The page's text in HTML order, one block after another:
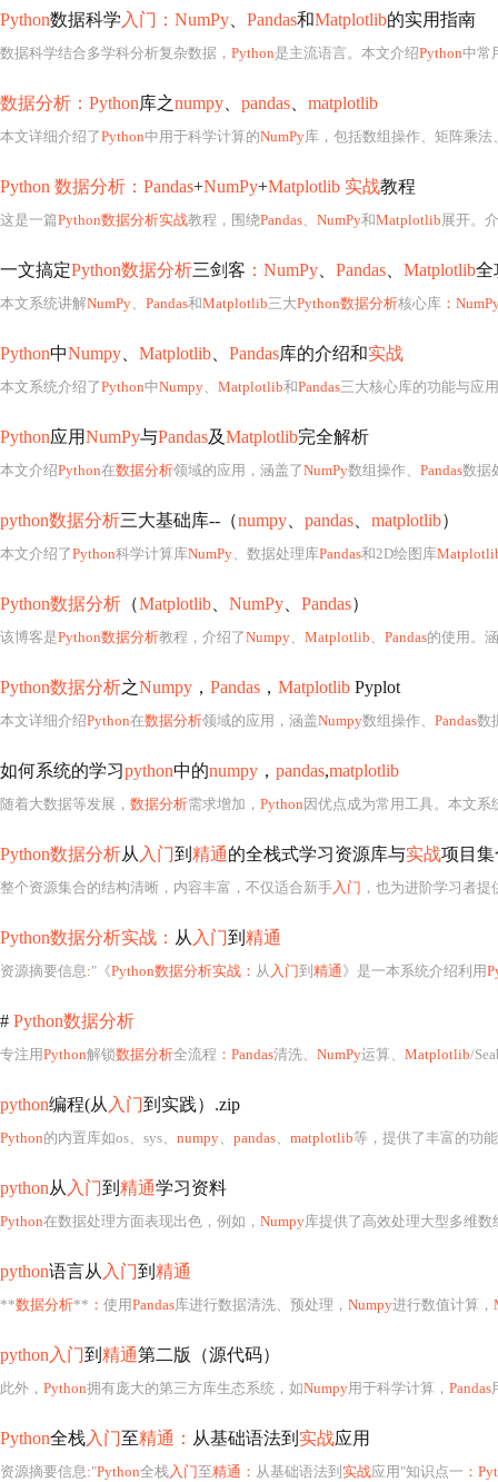
Python数据科学 入门：NumPy Pandas和Matplotlib的实用指南
数据科学结合多学科分析复杂数据， Python是主流语言。本文介绍Python中常
数据分析：Python库之numpy pandas matplotlib
本文详细介绍了Python中用于科学计算的NumPy库，包括数组操作、矩阵乘法、广播机制以及
Python 数据分析：Pandas+NumPy+Matplotlib 实战教程
这是一篇Python数据分析实战教程，围绕Pandas、 NumPy和Matplotlib展开。
一文搞定Python数据分析三剑客 ：NumPy Pandas Matplotlib全
本文系统讲解NumPy、 Pandas和Matplotlib三大Python数据分析核心库 ：
Python中Numpy Matplotlib Pandas库的介绍和实战
本文系统介绍了Python中Numpy、 Matplotlib和Pandas三大核心库的功能与应
Python应用NumPy与Pandas及Matplotlib完全解析
本文介绍Python在数据分析领域的应用，涵盖了NumPy数组操作、 Pandas数据
python数据分析三大基础库--（numpy pandas matplotlib）
本文介绍了Python科学计算库NumPy、数据处理库Pandas和2D绘图库
Python数据分析 （Matplotlib NumPy Pandas）
该博客是Python数据分析教程，介绍了Numpy、 Matplotlib、 Pandas的使用。
Python数据分析之Numpy ， Pandas ， Matplotlib Pyplot
本文详细介绍Python在数据分析领域的应用，涵盖Numpy数组操作、 Pandas数
如何系统的学习python中的numpy ， pandas,matplotlib
随着大数据等发展， 数据分析需求增加， Python 因优点成为常用工具。本文系
Python数据分析从 入门到 精通的全栈式学习资源库与实战项目
整个资源集合的结构清晰，内容丰富，不仅适合新手入门 ，也为进阶学习者提
Python数据分析实战： 从 入门到 精通
资源摘要信息:"《Python数据分析实战： 从 入门到 精通》是一本系统介绍利用
# Python数据分析
专注用Python解锁数据分析全流程 ：Pandas清洗、 NumPy运算、 Matplotlib/
python编程(从 入门到实践）.zip
Python的内置库如os、sys、 numpy、 pandas、 matplotlib等，提供了丰富的功能，包括文件操作、
python从 入门到 精通学习资料
Python在数据处理方面表现出色，例如， Numpy库提供了高效处理大型多维数
python语言从 入门到 精通
**数据分析** ： 使用Pandas库进行数据清洗、预处理， Numpy进行数值计算，
python入门到 精通第二版（源代码）
此外， Python拥有庞大的第三方库生态系统，如Numpy用于科学计算， Pandas
Python全栈入门至精通： 从基础语法到 实战应用
资源摘要信息:"Python全栈入门至精通： 从基础语法到 实战应用"知识点一 ：